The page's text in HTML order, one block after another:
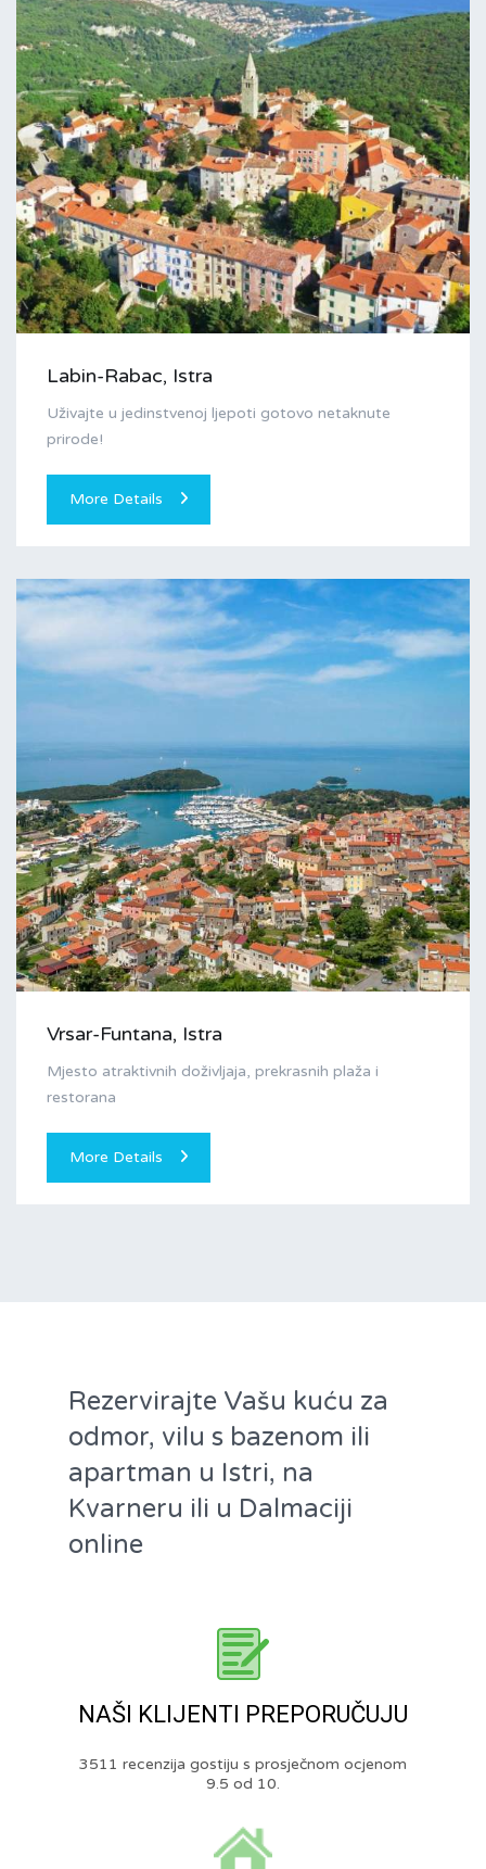
Labin-Rabac, Istra
Uživajte u jedinstvenoj ljepoti gotovo netaknute
prirode!
More Details
Vrsar-Funtana, Istra
Mjesto atraktivnih doživljaja, prekrasnih plaža i
restorana
More Details
Rezervirajte Vašu kuću za
odmor, vilu s bazenom ili
apartman u Istri, na
Kvarneru ili u Dalmaciji
online
NAŠI KLIJENTI PREPORUČUJU
3511 recenzija gostiju s prosječnom ocjenom
9.5 od 10.